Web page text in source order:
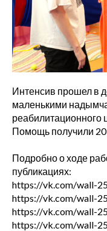
Интенсив прошел в
маленькими
реабилитационного
Помощь получили 20
Подробно о ходе
публикациях:
https://vk.com/wall-
https://vk.com/wall-
https://vk.com/wall-
https://vk.com/wall-